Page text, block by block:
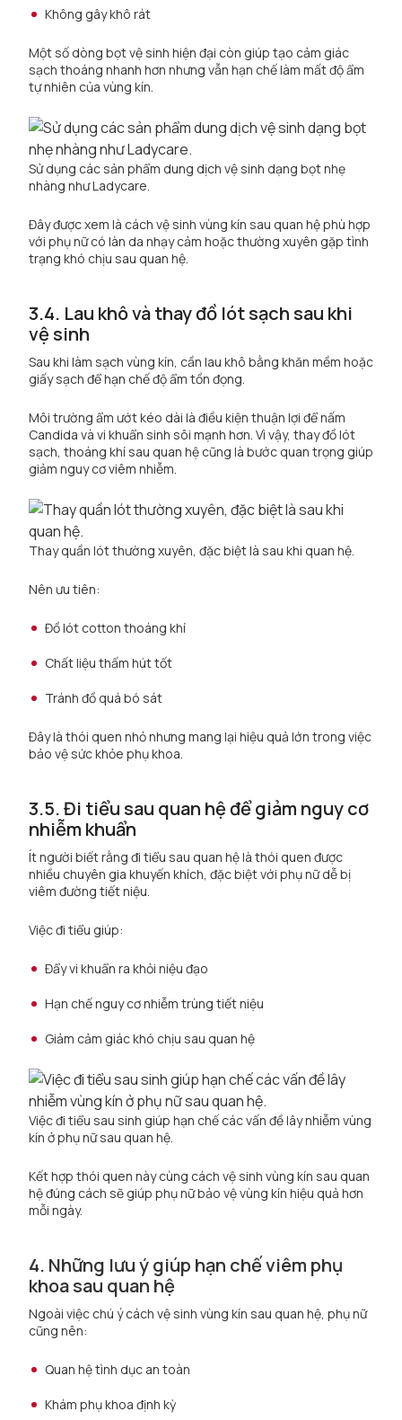
Không gây khô rát
Một số dòng bọt vệ sinh hiện đại còn giúp tạo cảm giác
sạch thoáng nhanh hơn nhưng vẫn hạn chế làm mất độ ẩm
tự nhiên của vùng kín.
Sử dụng các sản phẩm dung dịch vệ sinh dạng bọt nhẹ
nhàng như Ladycare.
Đây được xem là cách vệ sinh vùng kín sau quan hệ phù hợp
với phụ nữ có làn da nhạy cảm hoặc thường xuyên gặp tình
trạng khó chịu sau quan hệ.
3.4. Lau khô và thay đồ lót sạch sau khi
vệ sinh
Sau khi làm sạch vùng kín, cần lau khô bằng khăn mềm hoặc
giấy sạch để hạn chế độ ẩm tồn đọng.
Môi trường ẩm ướt kéo dài là điều kiện thuận lợi để nấm
Candida và vi khuẩn sinh sôi mạnh hơn. Vì vậy, thay đồ lót
sạch, thoáng khí sau quan hệ cũng là bước quan trọng giúp
giảm nguy cơ viêm nhiễm.
Thay quần lót thường xuyên, đặc biệt là sau khi quan hệ.
Nên ưu tiên:
Đồ lót cotton thoáng khí
Chất liệu thấm hút tốt
Tránh đồ quá bó sát
Đây là thói quen nhỏ nhưng mang lại hiệu quả lớn trong việc
bảo vệ sức khỏe phụ khoa.
3.5. Đi tiểu sau quan hệ để giảm nguy cơ
nhiễm khuẩn
Ít người biết rằng đi tiểu sau quan hệ là thói quen được
nhiều chuyên gia khuyến khích, đặc biệt với phụ nữ dễ bị
viêm đường tiết niệu.
Việc đi tiểu giúp:
Đẩy vi khuẩn ra khỏi niệu đạo
Hạn chế nguy cơ nhiễm trùng tiết niệu
Giảm cảm giác khó chịu sau quan hệ
Việc đi tiểu sau sinh giúp hạn chế các vấn đề lây nhiễm vùng
kín ở phụ nữ sau quan hệ.
Kết hợp thói quen này cùng cách vệ sinh vùng kín sau quan
hệ đúng cách sẽ giúp phụ nữ bảo vệ vùng kín hiệu quả hơn
mỗi ngày.
4. Những lưu ý giúp hạn chế viêm phụ
khoa sau quan hệ
Ngoài việc chú ý cách vệ sinh vùng kín sau quan hệ, phụ nữ
cũng nên:
Quan hệ tình dục an toàn
Khám phụ khoa định kỳ